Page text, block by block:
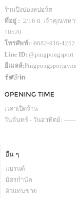
ร้านปิงปองสปอร์ต
ที่อยู่ : 2/16 ถ. เจ้าคุณทห
10520
โทรศัพท์:+6682-916-4252
Line ID: @pingpongsport
อีเมลล์:
OPENING TIME
เวลาเปิดร้าน
วันจันทร์ - วันอาทิตย์:
อื่น ๆ
แบรนด์
บัตรกำนัล
ตัวแทนขาย